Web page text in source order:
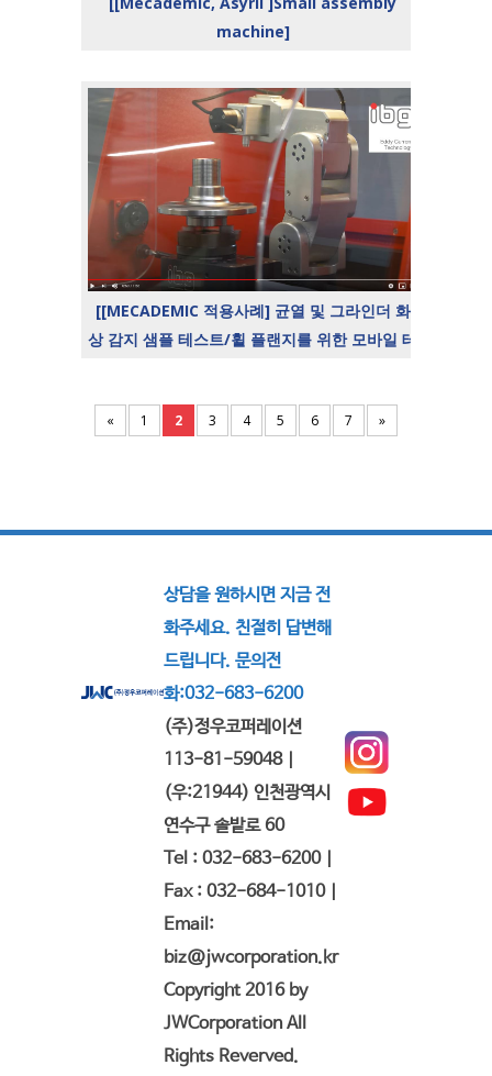
machine]
[[MECADEMIC 적용사례] 균열 및 그라인더 화
상 감지 샘플 테스트/휠 플랜지를 위한 모바일 테
« 1 2 3 4 5 6 7 »
상담을 원하시면 지금 전
화주세요. 친절히 답변해
드립니다. 문의전
화:032-683-6200
(주)정우코퍼레이션
113-81-59048 |
(우:21944) 인천광역시
연수구 솔밭로 60
Tel : 032-683-6200 |
Fax : 032-684-1010 |
Email:
biz@jwcorporation.kr
Copyright 2016 by
JWCorporation All
Rights Reverved.